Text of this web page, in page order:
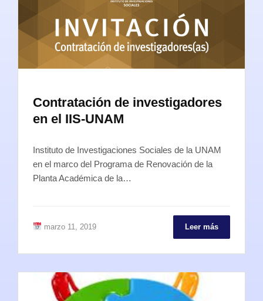
Contratación de investigadores
en el IIS-UNAM
Instituto de Investigaciones Sociales de la UNAM
en el marco del Programa de Renovación de la
Planta Académica de la…
marzo 11, 2019 Leer más